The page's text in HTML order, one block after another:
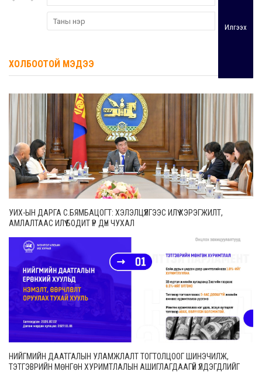
Илгээх
ХОЛБООТОЙ МЭДЭЭ
УИХ-ЫН ДАРГА С.БЯМБАЦОГТ: ХЭЛЭЛЦҮҮЛГЭЭС ИЛҮҮ ХЭРЭГЖИЛТ,
АМЛАЛТААС ИЛҮҮ БОДИТ ҮР ДҮН ЧУХАЛ
НИЙГМИЙН ДААТГАЛЫН УЛАМЖЛАЛТ ТОГТОЛЦООГ ШИНЭЧИЛЖ,
ТЭТГЭВРИЙН МӨНГӨН ХУРИМТЛАЛЫН АШИГЛАГДААГҮЙ ҮЛДЭГДЛИЙГ